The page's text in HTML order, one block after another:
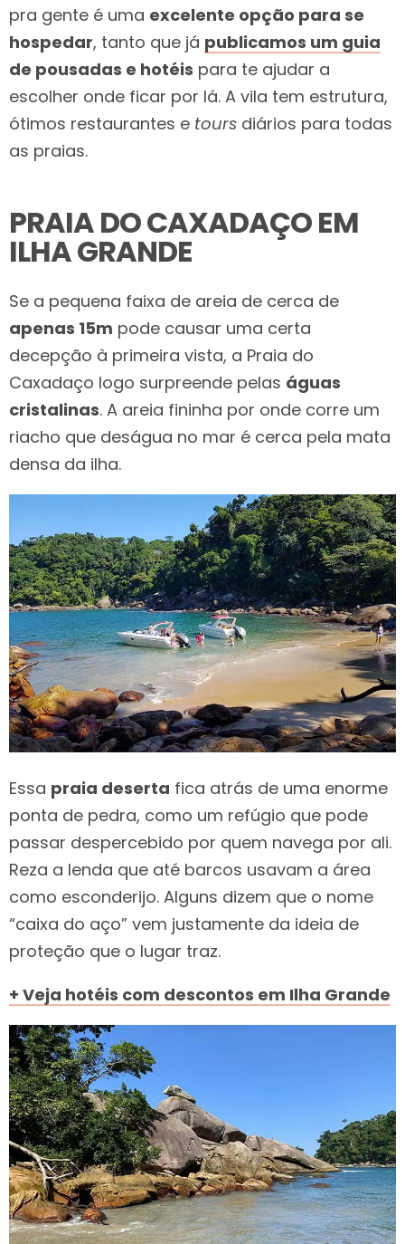
pra gente é uma excelente opção para se
hospedar, tanto que já publicamos um guia
de pousadas e hotéis para te ajudar a
escolher onde ficar por lá. A vila tem estrutura,
ótimos restaurantes e tours diários para todas
as praias.
PRAIA DO CAXADAÇO EM
ILHA GRANDE
Se a pequena faixa de areia de cerca de
apenas 15m pode causar uma certa
decepção à primeira vista, a Praia do
Caxadaço logo surpreende pelas águas
cristalinas. A areia fininha por onde corre um
riacho que deságua no mar é cerca pela mata
densa da ilha.
Essa praia deserta fica atrás de uma enorme
ponta de pedra, como um refúgio que pode
passar despercebido por quem navega por ali.
Reza a lenda que até barcos usavam a área
como esconderijo. Alguns dizem que o nome
“caixa do aço” vem justamente da ideia de
proteção que o lugar traz.
+ Veja hotéis com descontos em Ilha Grande